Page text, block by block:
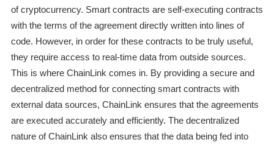
of cryptocurrency. Smart contracts are self-executing contracts
with the terms of the agreement directly written into lines of
code. However, in order for these contracts to be truly useful,
they require access to real-time data from outside sources.
This is where ChainLink comes in. By providing a secure and
decentralized method for connecting smart contracts with
external data sources, ChainLink ensures that the agreements
are executed accurately and efficiently. The decentralized
nature of ChainLink also ensures that the data being fed into